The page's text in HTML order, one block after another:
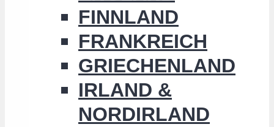
FINNLAND
FRANKREICH
GRIECHENLAND
IRLAND &
NORDIRLAND